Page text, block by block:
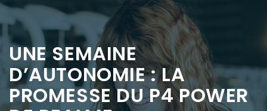
UNE SEMAINE
D’AUTONOMIE : LA
PROMESSE DU P4 POWER